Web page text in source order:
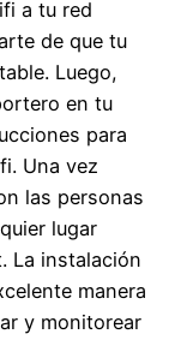
de
en la
cuenta
lo que
La
a tus
a tu red
de que tu
Luego,
en tu
para
Una vez
las personas
lugar
La instalación
manera
y monitorear